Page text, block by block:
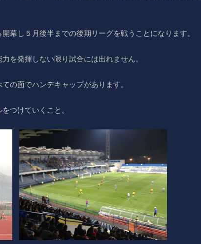
幕し５月後半までの後期リーグを戦うことになります。
を発揮しない限り試合には出れません。
の面でハンデキャップがあります。
つけていくこと。